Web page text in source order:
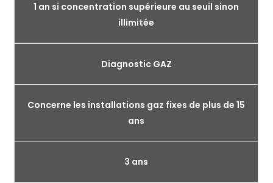
1 an si concentration supérieure au seuil sinon
illimitée
Diagnostic GAZ
Concerne les installations gaz fixes de plus de 15
ans
3 ans